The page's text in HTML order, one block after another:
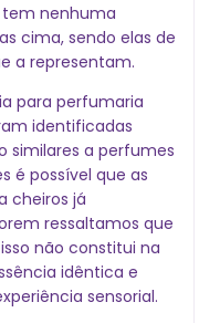
tem nenhuma
cima, sendo elas de
a representam.
para perfumaria
identificadas
similares a perfumes
é possível que as
cheiros j
ressaltamos que
não constitui na
idêntica e
sensorial.